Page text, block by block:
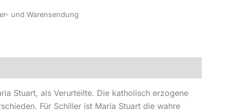
und Warensendung
Stuart, als Verurteilte. Die katholisch erzogene
Für Schiller ist Maria Stuart die wahre